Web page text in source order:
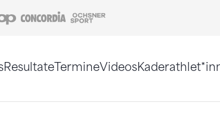
Coop Concordia
ResultateTermineVideos